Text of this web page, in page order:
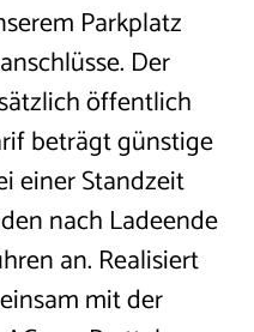
Parkplatz
Der
öffentlich
beträgt günstige
einer Standzeit
nach Ladeende
an. Realisiert
mit der